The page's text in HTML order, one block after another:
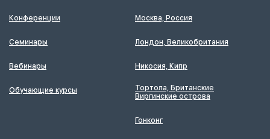
Конференции
Семинары
Вебинары
Обучающие курсы
Москва, Россия
Лондон, Великобритания
Никосия, Кипр
Тортола, Британские
Виргинские острова
Гонконг